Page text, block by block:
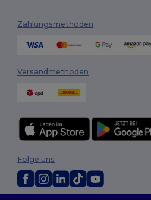
Zahlungsmethoden
Versandmethoden
Folge uns